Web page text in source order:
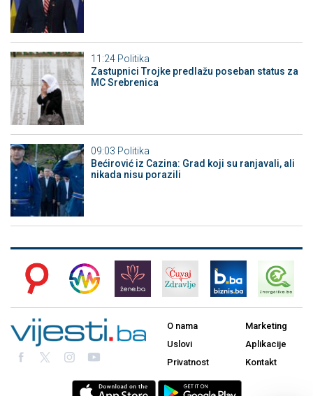
11:24 Politika
Zastupnici Trojke predlažu poseban status za
MC Srebrenica
09:03 Politika
Bećirović iz Cazina: Grad koji su ranjavali, ali
nikada nisu porazili
O nama
Uslovi
Privatnost
Marketing
Aplikacije
Kontakt